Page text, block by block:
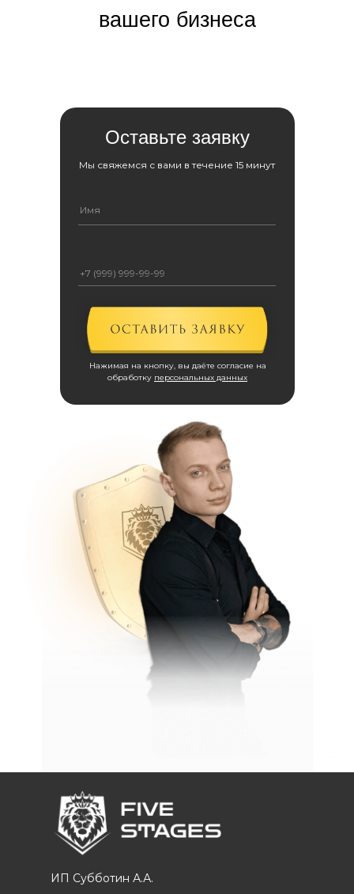
вашего бизнеса
Оставьте заявку
Мы свяжемся с вами в течение 15 минут
Нажимая на кнопку, вы даёте согласие на
обработку персональных данных
ИП Субботин А.А.